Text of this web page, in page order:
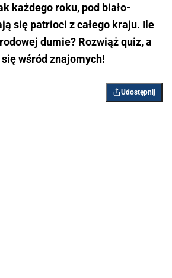
każdego roku, pod biało-
się patrioci z całego kraju. Ile
dumie? Rozwiąż quiz, a
wśród znajomych!
Udostępnij